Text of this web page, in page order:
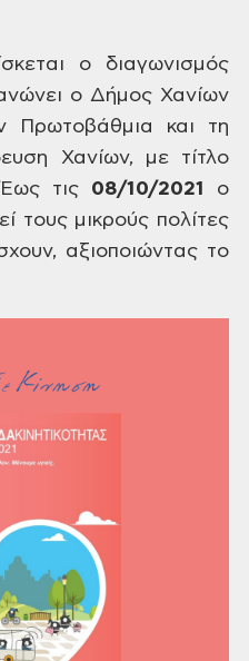
ο διαγωνισμός
ο Δήμος Χανίων
Πρωτοβάθμια και τη
Χανίων, με τίτλο
τις 08/10/2021
ο
τους μικρούς πολίτες
αξιοποιώνταςτο